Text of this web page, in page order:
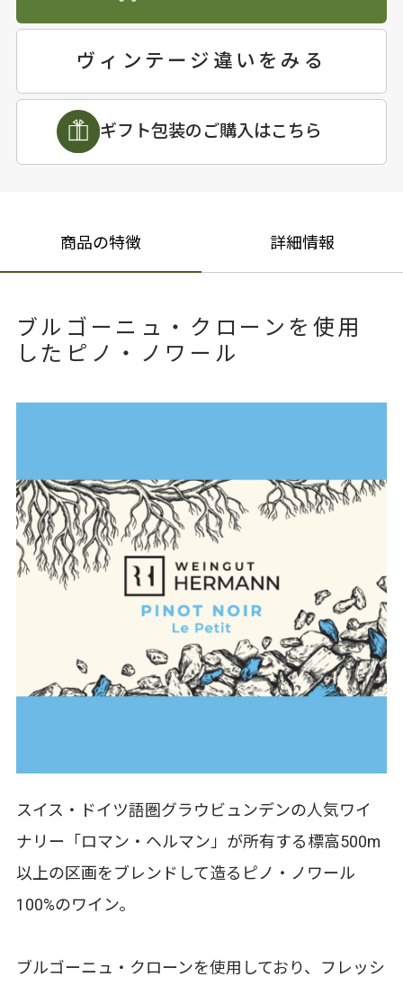
ヴィンテージ違いをみる
ギフト包装のご購入はこちら
商品の特徴 詳細情報
ブルゴーニュ・クローンを使用
したピノ・ノワール
スイス・ドイツ語圏グラウビュンデンの人気ワイ
ナリー「ロマン・ヘルマン」が所有する標高500m
以上の区画をブレンドして造るピノ・ノワール
100%のワイン。
ブルゴーニュ・クローンを使用しており、フレッシ